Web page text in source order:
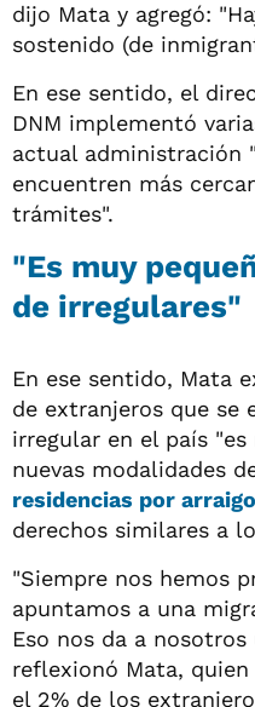
dijo Mata y agregó:
sostenido (de
En ese sentido, el
DNM implementó
actual administración
encuentren más
trámites".
"Es muy
de irregulares"
En ese sentido, Mata
de extranjeros que se
irregular en el país
nuevas modalidades
residencias por arraigo
derechos similares a
"Siempre nos hemos
apuntamos a una
Eso nos da a nosotros
reflexionó Mata,
el 2% de los